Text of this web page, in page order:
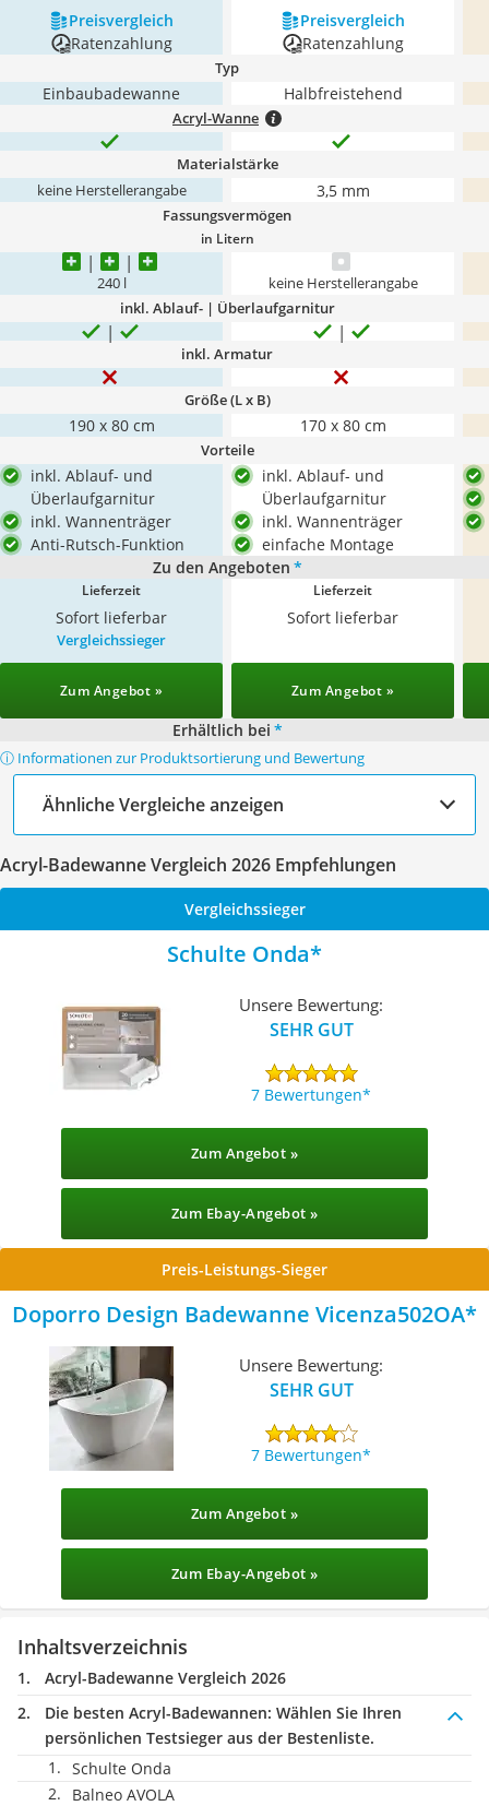
Preis­vergleich
Preis­vergleich
Ratenzahlung
Ratenzahlung
Typ
Einbaubadewanne Halbfreistehend
Acryl-Wanne
Materialstärke
keine Herstellerangabe 3,5 mm
Fassungsvermögen
in Litern
240 l keine Herstellerangabe
inkl. Ablauf- | Überlaufgarnitur
inkl. Armatur
Größe (L x B)
190 x 80 cm 170 x 80 cm
Vorteile
inkl. Ablauf- und
Überlaufgarnitur
inkl. Wannenträger
Anti-Rutsch-Funktion
inkl. Ablauf- und
Überlaufgarnitur
inkl. Wannenträger
einfache Montage
Zu den Angeboten *
Lieferzeit
Sofort lieferbar
Lieferzeit
Sofort lieferbar
Vergleichssieger
Zum Angebot » Zum Angebot »
Erhältlich bei *
ⓘ Informationen zur Produktsortierung und Bewertung
Ähnliche Vergleiche anzeigen
Acryl-Badewanne Vergleich 2026 Empfehlungen
Vergleichssieger
Schulte Onda
Unsere Bewertung:
SEHR GUT
7 Bewertungen
Zum Angebot »
Zum Ebay-Angebot »
Preis-Leistungs-Sieger
Doporro Design Badewanne Vicenza502OA
Unsere Bewertung:
SEHR GUT
7 Bewertungen
Zum Angebot »
Zum Ebay-Angebot »
Inhaltsverzeichnis
Acryl-Badewanne Vergleich 2026
Die besten Acryl-Badewannen: Wählen Sie Ihren
persönlichen Testsieger aus der Bestenliste.
Schulte Onda
Balneo AVOLA